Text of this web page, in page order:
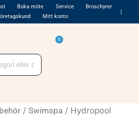
Boka möte Service
Broschyrer
Mitt konto
0
Varukorg
/ Swimspa / Hydropool